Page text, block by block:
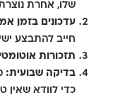
שלו, אחרת
עדכונים בזמן
חייב להתבצע
תזכורות
בדיקה שבועית:
כדי לוודא שאין